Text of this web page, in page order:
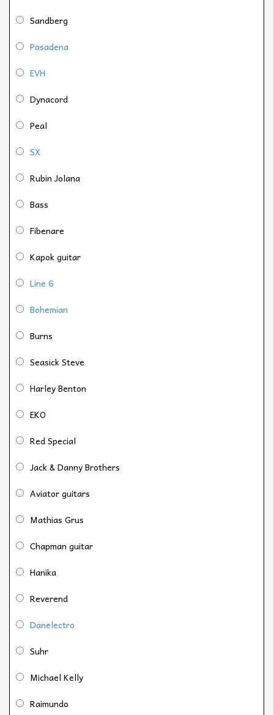
Sandberg
Pasadena
EVH
Dynacord
Peal
SX
Rubin Jolana
Bass
Fibenare
Kapok guitar
Line 6
Bohemian
Burns
Seasick Steve
Harley Benton
EKO
Red Special
Jack & Danny Brothers
Aviator guitars
Mathias Grus
Chapman guitar
Hanika
Reverend
Danelectro
Suhr
Michael Kelly
Raimundo